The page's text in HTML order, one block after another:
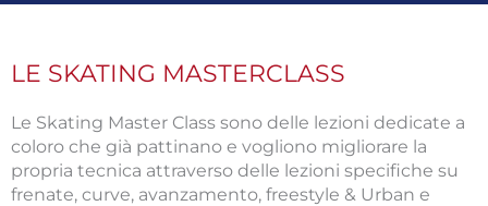
LE SKATING MASTERCLASS
Le Skating Master Class sono delle lezioni dedicate a
coloro che già pattinano e vogliono migliorare la
propria tecnica attraverso delle lezioni specifiche su
frenate, curve, avanzamento, freestyle & Urban e